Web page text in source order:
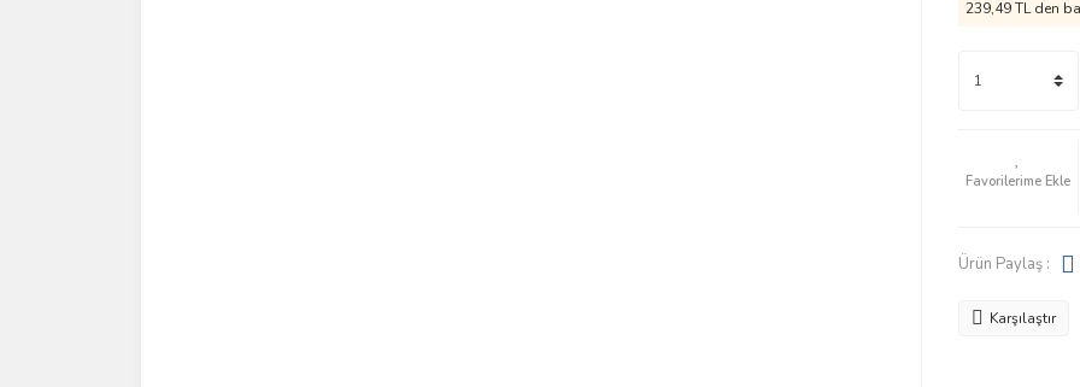
239,49 TL den
Ürün Paylaş :
Karşılaştır